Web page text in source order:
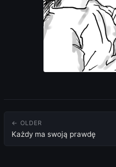
← OLDER
Każdy ma swoją prawdę